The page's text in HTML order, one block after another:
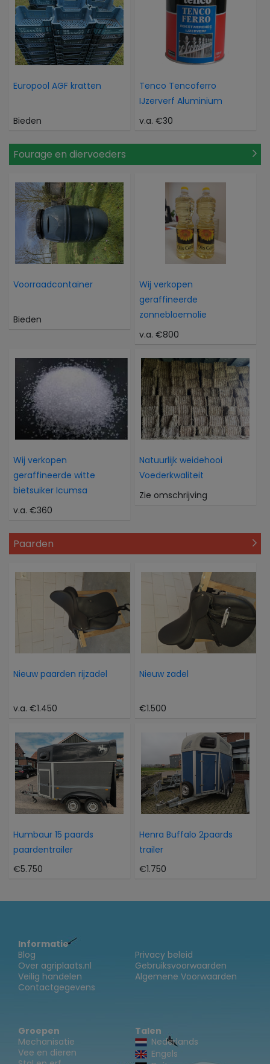
Europool AGF kratten
Bieden
Tenco Tencoferro
IJzerverf Aluminium
v.a. €30
Fourage en diervoeders
Voorraadcontainer
Bieden
Wij verkopen
geraffineerde
zonnebloemolie
v.a. €800
Wij verkopen
geraffineerde witte
bietsuiker Icumsa
v.a. €360
Natuurlijk weidehooi
Voederkwaliteit
Zie omschrijving
Paarden
Nieuw paarden rijzadel
v.a. €1.450
Nieuw zadel
€1.500
Humbaur 15 paards
paardentrailer
€5.750
Henra Buffalo 2paards
trailer
€1.750
Informatie
Blog
Over agriplaats.nl
Veilig handelen
Contactgegevens
Privacy beleid
Gebruiksvoorwaarden
Algemene Voorwaarden
Groepen
Mechanisatie
Vee en dieren
Talen
Nederlands
Engels